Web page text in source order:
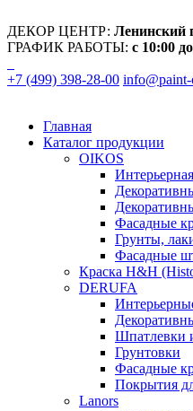
ДЕКОР ЦЕНТР: Ленинский
ГРАФИК РАБОТЫ: с 10:00
+7 (499) 398-28-00
Главная
Каталог продукции
OIKOS
Фасадные
Грунты,
Фасадные
Краска H&H
DERUFA
Шпатлевки
Грунтовки
Фасадные
Покрытия
Lanors